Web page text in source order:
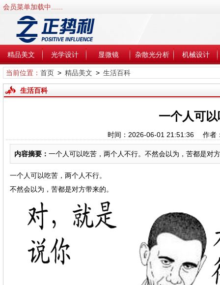
会员菜单加载中......
精品美文 光学设计 显微镜 杂散光分析 机械设计
当前位置： 首页> 精品美文 > 生活百科
生活百科
一个人可
时间：2026-06-01 21:51:36 作
内容摘要： 一个人可以吃苦，两个人不行。不然会以为，苦都是对
一个人可以吃苦，两个人不行。
不然会以为，苦都是对方带来的。